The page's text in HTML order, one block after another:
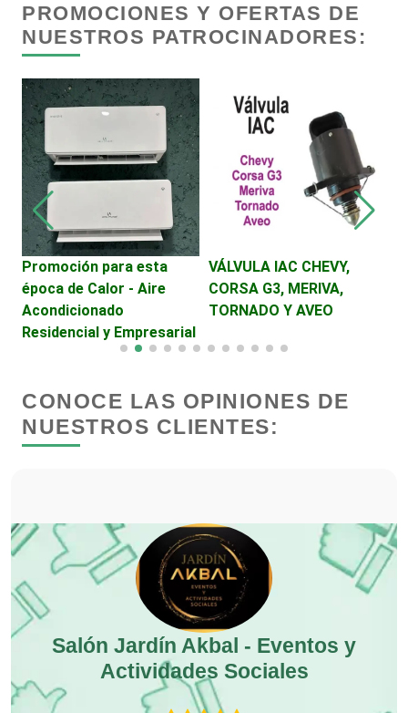
Centros de Nutrición
Centros Turísticos
Cerrajerías
Cibercafés
Clínicas de Belleza
Clínicas de Rehabilitación
Clínicas y Hospitales
Cocinas Integrales
Combustibles y Lubricantes
Compresores de aire
PROMOCIONES Y OFERTAS DE
NUESTROS PATROCINADORES:
Promoción para esta
época de Calor - Aire
Acondicionado
Residencial y Empresarial
VÁLVULA IAC CHEVY,
CORSA G3, MERIVA,
TORNADO Y AVEO
CONOCE LAS OPINIONES DE
NUESTROS CLIENTES:
Salón Jardín Akbal - Eventos y
Actividades Sociales